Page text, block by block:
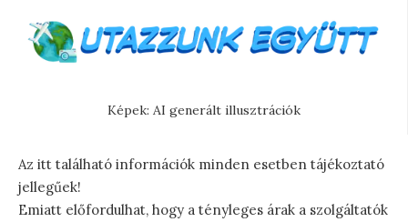
Képek: AI generált illusztrációk
Az itt található információk minden esetben tájékoztató
jellegűek!
Emiatt előfordulhat, hogy a tényleges árak a szolgáltatók